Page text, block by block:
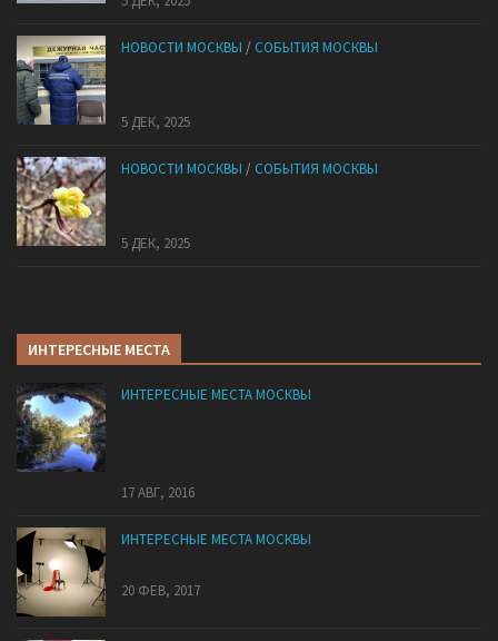
НОВОСТИ МОСКВЫ / СОБЫТИЯ МОСКВЫ
5 ДЕК, 2025
НОВОСТИ МОСКВЫ / СОБЫТИЯ МОСКВЫ
5 ДЕК, 2025
ИНТЕРЕСНЫЕ МЕСТА
ИНТЕРЕСНЫЕ МЕСТА МОСКВЫ
17 АВГ, 2016
ИНТЕРЕСНЫЕ МЕСТА МОСКВЫ
20 ФЕВ, 2017